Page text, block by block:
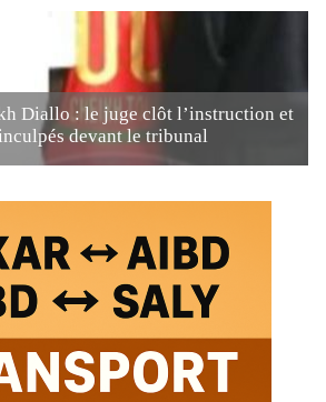
Diallo : le juge clôt l’instruction et
devant le tribunal